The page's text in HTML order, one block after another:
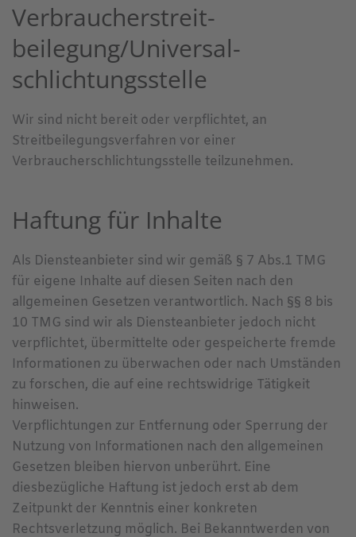
Verbraucher­streit­
beilegung/Universal­
schlichtungs­stelle
Wir sind nicht bereit oder verpflichtet, an
Streitbeilegungsverfahren vor einer
Verbraucherschlichtungsstelle teilzunehmen.
Haftung für Inhalte
Als Diensteanbieter sind wir gemäß § 7 Abs.1 TMG
für eigene Inhalte auf diesen Seiten nach den
allgemeinen Gesetzen verantwortlich. Nach §§ 8 bis
10 TMG sind wir als Diensteanbieter jedoch nicht
verpflichtet, übermittelte oder gespeicherte fremde
Informationen zu überwachen oder nach Umständen
zu forschen, die auf eine rechtswidrige Tätigkeit
hinweisen.
Verpflichtungen zur Entfernung oder Sperrung der
Nutzung von Informationen nach den allgemeinen
Gesetzen bleiben hiervon unberührt. Eine
diesbezügliche Haftung ist jedoch erst ab dem
Zeitpunkt der Kenntnis einer konkreten
Rechtsverletzung möglich. Bei Bekanntwerden von